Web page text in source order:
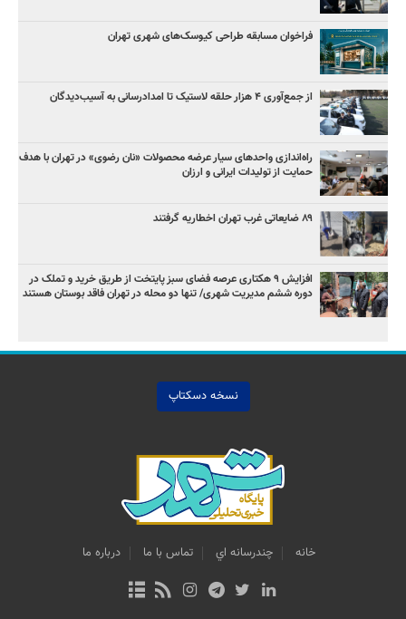
فراخوان مسابقه طراحی کیوسک‌های شهری تهران
از جمع‌آوری ۴ هزار حلقه لاستیک تا امدادرسانی به آسیب‌دیدگان
راه‌اندازی واحدهای سیار عرضه محصولات «نان رضوی» در تهران با هدف
حمایت از تولیدات ایرانی و ارزان
۸۹ ضایعاتی غرب تهران اخطاریه گرفتند
افزایش ۹ هکتاری عرصه فضای سبز پایتخت از طریق خرید و تملک در
دوره ششم مدیریت شهری/ تنها دو محله در تهران فاقد بوستان هستند
نسخه دسکتاپ
خانه چندرسانه اي تماس با ما درباره ما